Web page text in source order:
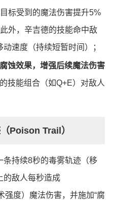
标受到的魔法伤害提升5%
外，辛吉德的技能命中敌
速度（持续短暂时间）；
蚀效果，增强后续魔法伤害
能组合（如Q+E）对敌人
Poison Trail）
条持续8秒的毒雾轨迹（移
的敌人每秒造成
强度）魔法伤害，并施加“腐